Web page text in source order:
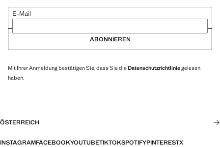
E-Mail
ABONNIEREN
Mit Ihrer Anmeldung bestätigen Sie, dass Sie dieDatenschutzrichtliniegelesen
haben.
ÖSTERREICH
INSTAGRAMFACEBOOKYOUTUBETIKTOKSPOTIFYPINTERESTX